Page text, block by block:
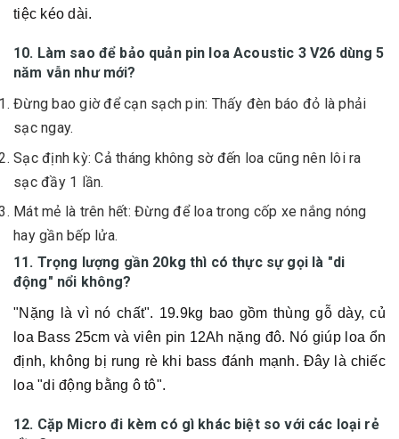
tiệc kéo dài.
10. Làm sao để bảo quản pin loa Acoustic 3 V26 dùng 5
năm vẫn như mới?
Đừng bao giờ để cạn sạch pin: Thấy đèn báo đỏ là phải
sạc ngay.
Sạc định kỳ: Cả tháng không sờ đến loa cũng nên lôi ra
sạc đầy 1 lần.
Mát mẻ là trên hết: Đừng để loa trong cốp xe nắng nóng
hay gần bếp lửa.
11. Trọng lượng gần 20kg thì có thực sự gọi là "di
động" nổi không?
"Nặng là vì nó chất". 19.9kg bao gồm thùng gỗ dày, củ
loa Bass 25cm và viên pin 12Ah nặng đô. Nó giúp loa ổn
định, không bị rung rè khi bass đánh mạnh. Đây là chiếc
loa "di động bằng ô tô".
12. Cặp Micro đi kèm có gì khác biệt so với các loại rẻ